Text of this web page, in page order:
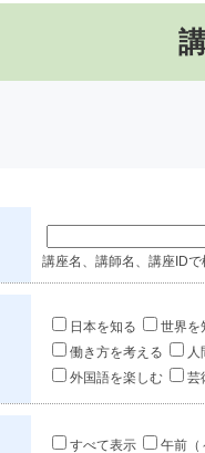
講座名、講師名、講座IDで
日本を知る
世界を
働き方を考える
人
外国語を楽しむ
芸
すべて表示 午前（